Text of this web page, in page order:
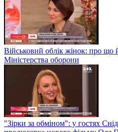
Військовий облік жінок: про що
Міністерства оборони
"Зірки за обміном": у гостях